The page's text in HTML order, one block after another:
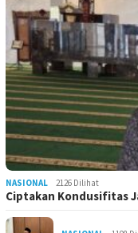
NASIONAL 2126 Dilihat
Ciptakan Kondusifitas